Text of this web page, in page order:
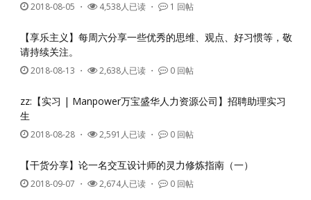
2018-08-05 ・ 4,538人已读 ・ 1 回帖
【享乐主义】每周六分享一些优秀的思维、观点、好习惯等，敬
请持续关注。
2018-08-13 ・ 2,638人已读 ・ 0 回帖
zz:【实习 | Manpower万宝盛华人力资源公司】招聘助理实习
生
2018-08-28 ・ 2,591人已读 ・ 0 回帖
【干货分享】论一名交互设计师的灵力修炼指南（一）
2018-09-07 ・ 2,674人已读 ・ 0 回帖